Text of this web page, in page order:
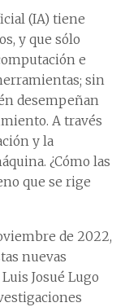
(IA) tiene
y que sólo
e
sin
desempeñan
A través
y la
¿Cómo las
que se rige
de 2022,
nuevas
Josué Lugo